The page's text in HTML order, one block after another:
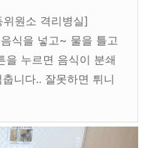
원소 격리병실]
식을 넣고~ 물을 틀고
을 누르면 음식이 분쇄
니다.. 잘못하면 튀니